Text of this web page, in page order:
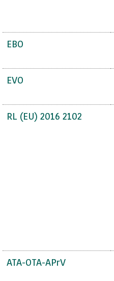
EBO
EVO
RL (EU) 2016 2102
ATA-OTA-APrV